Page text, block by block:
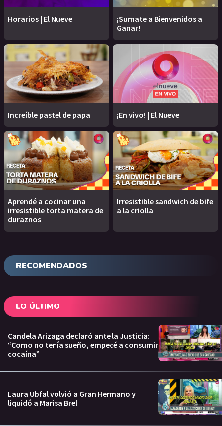
Horarios | El Nueve
¡Sumate a Bienvenidos a
Ganar!
Increíble pastel de papa ¡En vivo! | El Nueve
Aprendé a cocinar una
irresistible torta matera de
duraznos
Irresistible sandwich de bife
a la criolla
RECOMENDADOS
LO ÚLTIMO
Candela Arizaga declaró ante la Justicia:
“Como no tenía sueño, empecé a consumir
cocaína”
Laura Ubfal volvió a Gran Hermano y
liquidó a Marisa Brel